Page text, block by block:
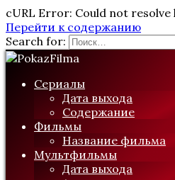
cURL Error: Could not
Перейти к содержанию
Search for:
Сериалы
Дата выхода
Содержание
Фильмы
Название фильма
Мультфильмы
Дата выхода